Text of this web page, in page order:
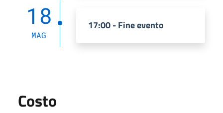
18
MAG
17:00 - Fine evento
Costo